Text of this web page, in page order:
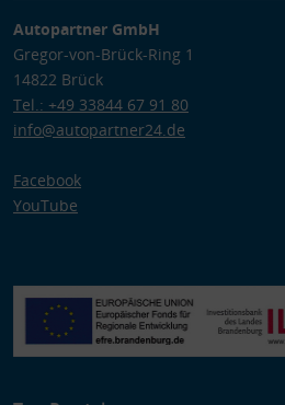
Autopartner GmbH
Gregor-von-Brück-Ring 1
14822 Brück
Tel.: +49 33844 67 91 80
info@autopartner24.de
Facebook
YouTube